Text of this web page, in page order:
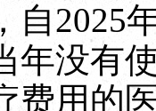
2025年
年没有
费用的